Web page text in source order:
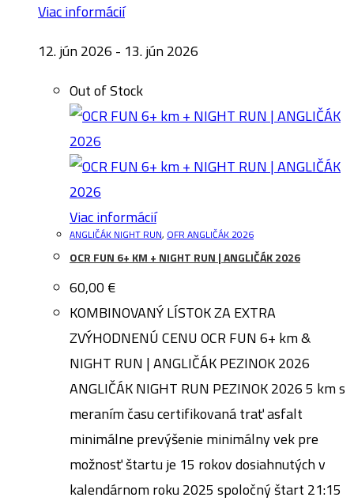
Viac informácií
12. jún 2026 - 13. jún 2026
Out of Stock
Viac informácií
ANGLIČÁK NIGHT RUN, OFR ANGLIČÁK 2026
OCR FUN 6+ KM + NIGHT RUN | ANGLIČÁK 2026
60,00 €
KOMBINOVANÝ LÍSTOK ZA EXTRA
ZVÝHODNENÚ CENU OCR FUN 6+ km &
NIGHT RUN | ANGLIČÁK PEZINOK 2026
ANGLIČÁK NIGHT RUN PEZINOK 2026 5 km s
meraním času certifikovaná trať asfalt
minimálne prevýšenie minimálny vek pre
možnosť štartu je 15 rokov dosiahnutých v
kalendárnom roku 2025 spoločný štart 21:15